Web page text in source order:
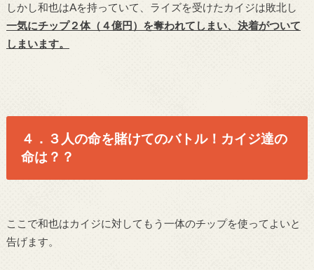
しかし和也はAを持っていて、ライズを受けたカイジは敗北し
一気にチップ２体（４億円）を奪われてしまい、決着がついて
しまいます。
４．３人の命を賭けてのバトル！カイジ達の
命は？？
ここで和也はカイジに対してもう一体のチップを使ってよいと
告げます。